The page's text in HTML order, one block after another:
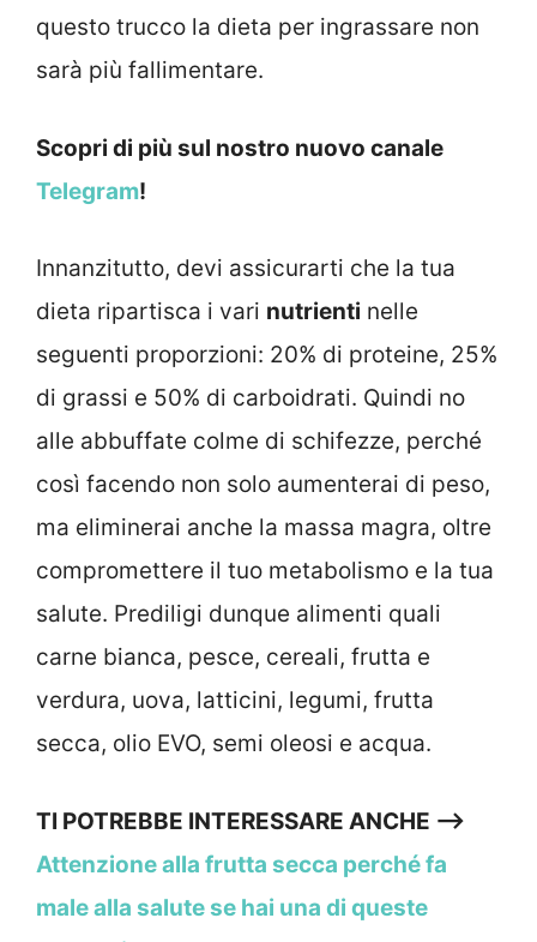
questo trucco la dieta per ingrassare non
sarà più fallimentare.
Scopri di più sul nostro nuovo canale
Telegram!
Innanzitutto, devi assicurarti che la tua
dieta ripartisca i vari nutrienti nelle
seguenti proporzioni: 20% di proteine, 25%
di grassi e 50% di carboidrati. Quindi no
alle abbuffate colme di schifezze, perché
così facendo non solo aumenterai di peso,
ma eliminerai anche la massa magra, oltre
compromettere il tuo metabolismo e la tua
salute. Prediligi dunque alimenti quali
carne bianca, pesce, cereali, frutta e
verdura, uova, latticini, legumi, frutta
secca, olio EVO, semi oleosi e acqua.
TI POTREBBE INTERESSARE ANCHE —->
Attenzione alla frutta secca perché fa
male alla salute se hai una di queste